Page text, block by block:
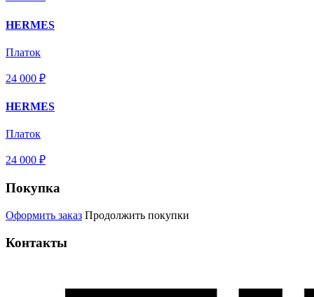
HERMES
Платок
24 000 ₽
HERMES
Платок
24 000 ₽
Покупка
Оформить заказ Продолжить покупки
Контакты